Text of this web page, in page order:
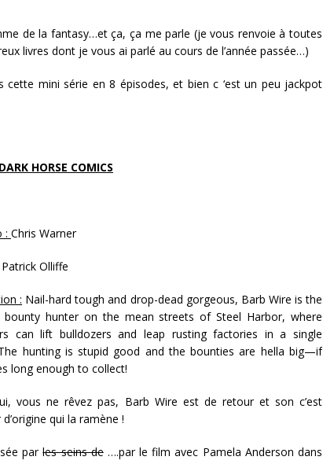
de la fantasy…et ça, ça me parle (je vous renvoie à toutes
livres dont je vous ai parlé au cours de l’année passée…)
cette mini série en 8 épisodes, et bien c ‘est un peu jackpot
DARK HORSE COMICS
: Chris Warner
Patrick Olliffe
: Nail-hard tough and drop-dead gorgeous, Barb Wire is the
bounty hunter on the mean streets of Steel Harbor, where
can lift bulldozers and leap rusting factories in a single
hunting is stupid good and the bounties are hella big—if
long enough to collect!
vous ne rêvez pas, Barb Wire est de retour et son c’est
qui la ramène !
parles seins de….par le film avec Pamela Anderson dans